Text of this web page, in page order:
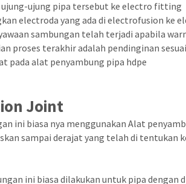
ujung-ujung pipa tersebut ke electro fitting
electroda yang ada di electrofusion ke
sambungan telah terjadi apabila
proses terakhir adalah pendinginan
pada alat penyambung pipa hdpe
Joint
ini biasa nya menggunakan Alat
sampai derajat yang telah di tentukan
ini biasa dilakukan untuk pipa dengan